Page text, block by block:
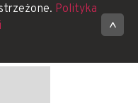
Polityka
^